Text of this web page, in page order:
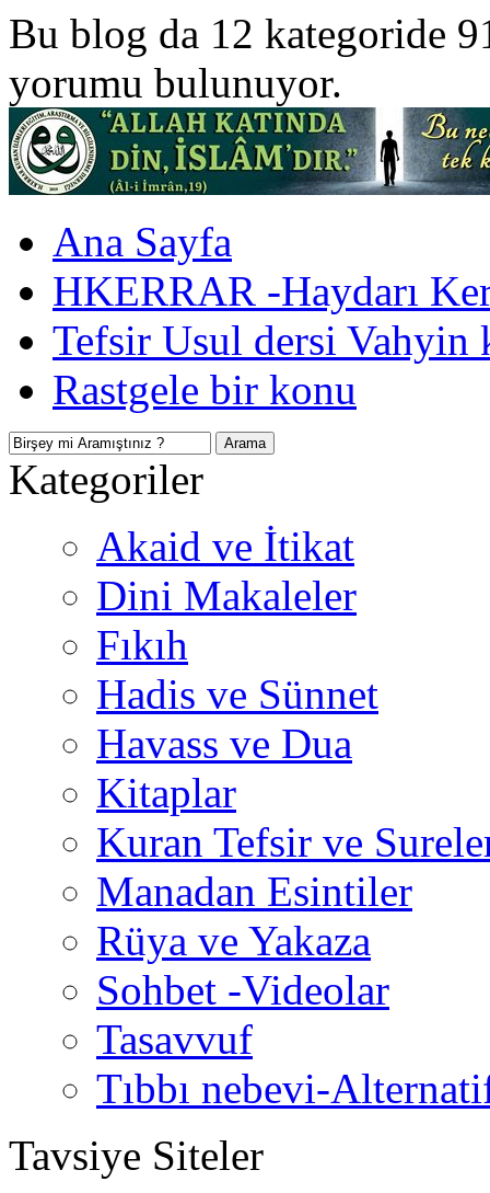
Bu blog da 12 kategoride
yorumu bulunuyor.
Ana Sayfa
HKERRAR -Haydarı
Tefsir Usul dersi Vahyin
Rastgele bir konu
Kategoriler
Akaid ve İtikat
Dini Makaleler
Fıkıh
Hadis ve Sünnet
Havass ve Dua
Kitaplar
Kuran Tefsir ve
Manadan Esintiler
Rüya ve Yakaza
Sohbet -Videolar
Tasavvuf
Tıbbı nebevi-
Tavsiye Siteler